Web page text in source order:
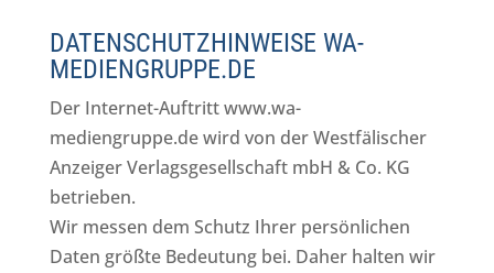
DATENSCHUTZHINWEISE WA-
MEDIENGRUPPE.DE
Der Internet-Auftritt www.wa-
mediengruppe.de wird von der Westfälischer
Anzeiger Verlagsgesellschaft mbH & Co. KG
betrieben.
Wir messen dem Schutz Ihrer persönlichen
Daten größte Bedeutung bei. Daher halten wir